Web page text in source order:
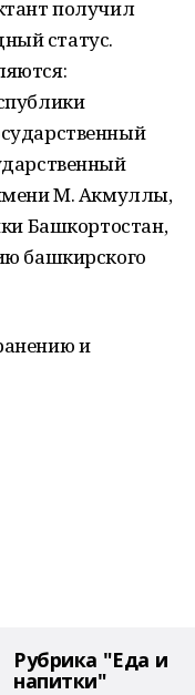
получил
статус.
М. Акмуллы,
Башкортостан,
башкирского
и
Рубрика "Еда и
напитки"